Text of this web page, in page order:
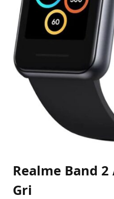
Realme Band
Gri